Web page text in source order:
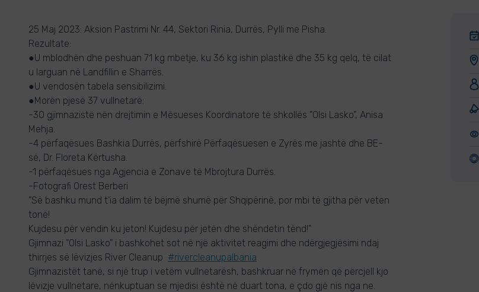
25 Maj 2023: Aksion Pastrimi Nr. 44, Sektori Rinia, Durrës, Pylli me Pisha.
Rezultate:
●U mblodhën dhe peshuan 71 kg mbetje, ku 36 kg ishin plastikë dhe 35 kg qelq, të cilat
u larguan në Landfillin e Sharrës.
●U vendosën tabela sensibilizimi.
●Morën pjesë 37 vullnetarë:
-30 gjimnazistë nën drejtimin e Mësueses Koordinatore të shkollës "Olsi Lasko", Anisa
Mehja.
-4 përfaqësues Bashkia Durrës, përfshirë Përfaqësuesen e Zyrës me jashtë dhe BE-
së, Dr. Floreta Kërtusha.
-1 përfaqësues nga Agjencia e Zonave të Mbrojtura Durrës.
-Fotografi Orest Berberi
"Së bashku mund t'ia dalim të bëjmë shumë për Shqipërinë, por mbi të gjitha për veten
tonë!
Kujdesu për vendin ku jeton! Kujdesu për jetën dhe shëndetin tënd!"
Gjimnazi "Olsi Lasko" i bashkohet sot në një aktivitet reagimi dhe ndërgjegjësimi ndaj
thirrjes së lëvizjes River Cleanup #rivercleanupalbania
Gjimnazistët tanë, si një trup i vetëm vullnetarësh, bashkruar në frymën që përcjell kjo
lëvizje vullnetare, nënkuptuan se mjedisi është në duart tona, e çdo gjë nis nga ne.